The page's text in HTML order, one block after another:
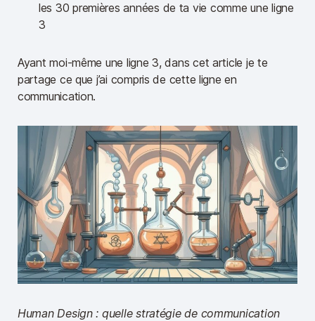
les 30 premières années de ta vie comme une ligne
3
Ayant moi-même une ligne 3, dans cet article je te
partage ce que j’ai compris de cette ligne en
communication.
Human Design : quelle stratégie de communication